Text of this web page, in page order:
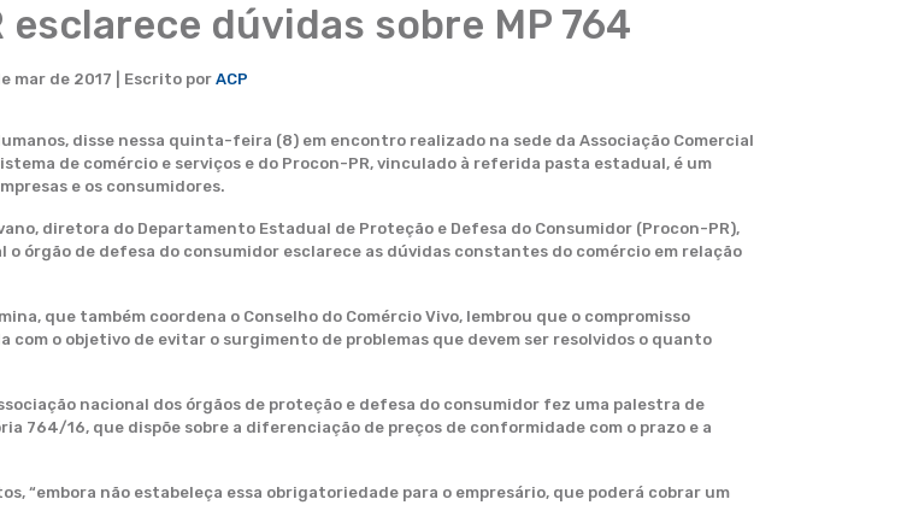
dúvidas sobre MP 764
mar de 2017 | Escrito porACP
disse nessa quinta-feira (8) em encontro realizado na sede da Associação Comercial
de comércio e serviços e do Procon-PR, vinculado à referida pasta estadual, é um
e os consumidores.
diretora do Departamento Estadual de Proteção e Defesa do Consumidor (Procon-PR),
órgão de defesa do consumidor esclarece as dúvidas constantes do comércio em relação
que também coordena o Conselho do Comércio Vivo, lembrou que o compromisso
o objetivo de evitar o surgimento de problemas que devem ser resolvidos o quanto
nacional dos órgãos de proteção e defesa do consumidor fez uma palestra de
764/16, que dispõe sobre a diferenciação de preços de conformidade com o prazo e a
“embora não estabeleça essa obrigatoriedade para o empresário, que poderá cobrar um